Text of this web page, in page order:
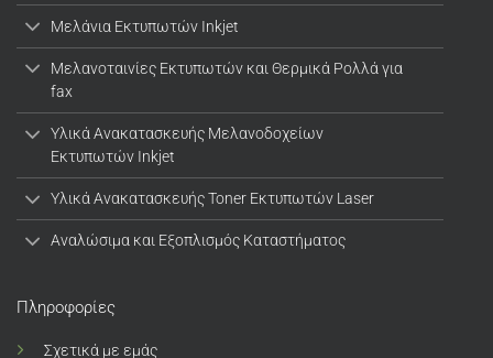
Μελάνια Εκτυπωτών Inkjet
Μελανοταινίες Εκτυπωτών και Θερμικά Ρολλά για
fax
Υλικά Ανακατασκευής Μελανοδοχείων
Εκτυπωτών Inkjet
Υλικά Ανακατασκευής Toner Εκτυπωτών Laser
Αναλώσιμα και Εξοπλισμός Καταστήματος
Πληροφορίες
Σχετικά με εμάς